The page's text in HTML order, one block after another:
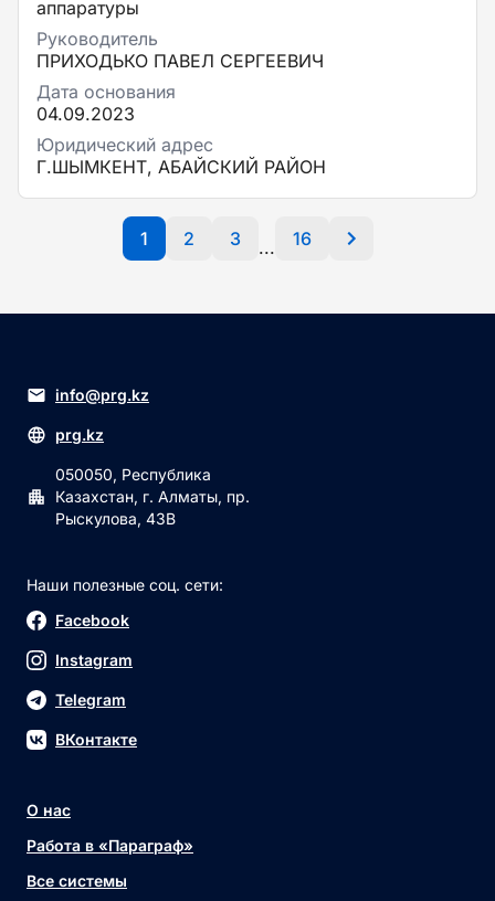
аппаратуры
Руководитель
ПРИХОДЬКО ПАВЕЛ СЕРГЕЕВИЧ
Дата основания
04.09.2023
Юридический адрес
Г.ШЫМКЕНТ, АБАЙСКИЙ РАЙОН
1 2 3 ... 16
info@prg.kz
prg.kz
050050, Республика
Казахстан, г. Алматы, пр.
Рыскулова, 43В
Наши полезные соц. сети:
Facebook
Instagram
Telegram
ВКонтакте
О нас
Работа в «Параграф»
Все системы